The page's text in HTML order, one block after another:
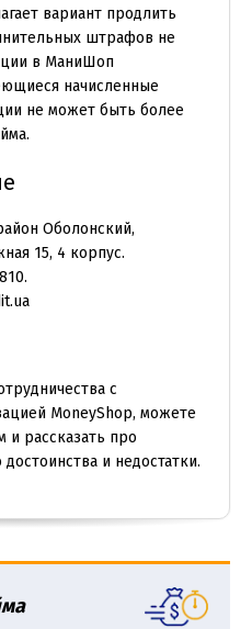
вариант продлить
штрафов не
в МаниШоп
начисленные
не может быть более
Оболонский,
15, 4 корпус.
с
MoneyShop, можете
и рассказать про
и недостатки.